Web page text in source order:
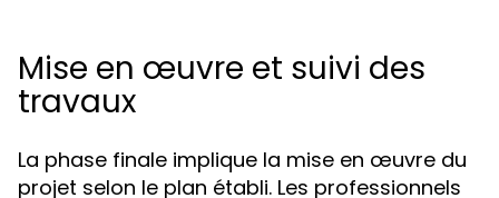
Mise en œuvre et suivi des
travaux
La phase finale implique la mise en œuvre du
projet selon le plan établi. Les professionnels